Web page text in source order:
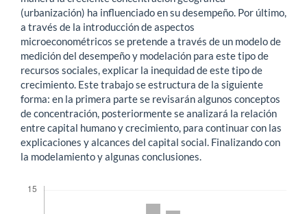
(urbanización) ha influenciado en su desempeño. Por último,
a través de la introducción de aspectos
microeconométricos se pretende a través de un modelo de
medición del desempeño y modelación para este tipo de
recursos sociales, explicar la inequidad de este tipo de
crecimiento. Este trabajo se estructura de la siguiente
forma: en la primera parte se revisarán algunos conceptos
de concentración, posteriormente se analizará la relación
entre capital humano y crecimiento, para continuar con las
explicaciones y alcances del capital social. Finalizando con
la modelamiento y algunas conclusiones.